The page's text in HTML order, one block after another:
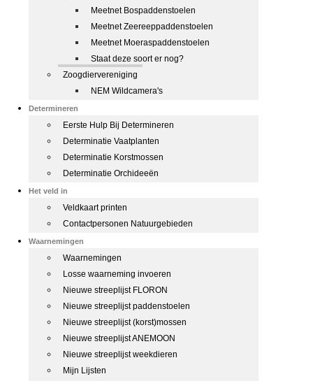
Meetnet Bospaddenstoelen
Meetnet Zeereeppaddenstoelen
Meetnet Moeraspaddenstoelen
Staat deze soort er nog?
Zoogdiervereniging
NEM Wildcamera's
Determineren
Eerste Hulp Bij Determineren
Determinatie Vaatplanten
Determinatie Korstmossen
Determinatie Orchideeën
Het veld in
Veldkaart printen
Contactpersonen Natuurgebieden
Waarnemingen
Waarnemingen
Losse waarneming invoeren
Nieuwe streeplijst FLORON
Nieuwe streeplijst paddenstoelen
Nieuwe streeplijst (korst)mossen
Nieuwe streeplijst ANEMOON
Nieuwe streeplijst weekdieren
Mijn Lijsten